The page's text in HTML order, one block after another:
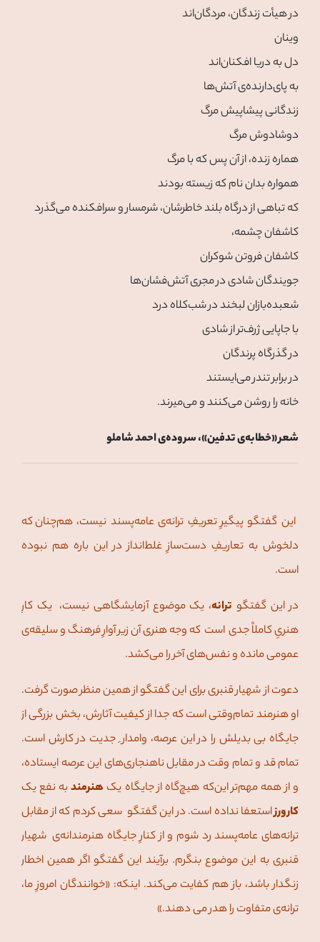
در هیأت زندگان، مردگان‌اند
وینان
دل به دریا افکنان‌اند
به پای‌دارنده‌ی آتش‌ها
زندگانی پیشاپیش مرگ
دوشادوش مرگ
هماره زنده، از آن پس که با مرگ
همواره بدان نام که زیسته بودند
که تباهی از درگاه بلند خاطرشان، شرمسار و سرافکنده می‌گذرد
کاشفان چشمه،
کاشفان فروتن شوکران
جویندگان شادی در مجری آتش‌فشان‌ها
شعبده‌بازان لبخند در شب‌کلاه درد
با جاپایی ژرف‌تر از شادی
در گذرگاه پرندگان
در برابر تندر می‌ایستند
خانه را روشن می‌کنند و می‌میرند.
شعر «خطابه‌ی تدفین»، سروده‌ی احمد شاملو
این گفتگو پیگیرِ تعریفِ ترانه‌ی عامه‌پسند نیست، هم‌چنان که
دلخوش به تعاریفِ دست‌سازِ غلط‌‌انداز در این باره هم نبوده
است.
در این گفتگو ترانه، یک موضوع آزمایشگاهی نیست، یک کارِ
هنریِ کاملاْ جدی است که وجه هنری آن زیر آوارِ فرهنگ و سلیقه‌ی
عمومی مانده و نفس‌های آخر را می‌کشد.
دعوت از شهیار قنبری برای این گفتگو از همین منظر صورت گرفت.
او هنرمند تمام‌وقتی است که جدا از کیفیت آثارش، بخش بزرگی از
جایگاه بی بدیلش را در این عرصه، وامدار ِ جدیت در کارش است.
تمام قد و تمام وقت در مقابل ناهنجاری‌های این عرصه ایستاده،
و از همه مهم‌تر این‌که هیچ‌گاه از جایگاه یک هنرمند به نفع یک
کارورزاستعفا نداده است. در این گفتگو سعی کردم که از مقابل
ترانه‌های عامه‌پسند رد شوم و از کنارِ جایگاه هنرمندانه‌ی شهیار
قنبری به این موضوع بنگرم. برآیند این گفتگو اگر همین اخطار
زنگدار باشد، باز هم کفایت می‌کند. اینکه: «خوانندگان امروزِ ما،
ترانه‌ی متفاوت را هدر می ‌دهند.»